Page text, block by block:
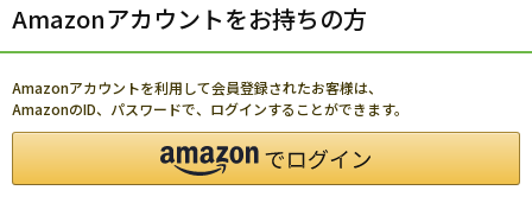
Amazonアカウントをお持ちの方
Amazonアカウントを利用して会員登録されたお客様は、
AmazonのID、パスワードで、ログインすることができます。